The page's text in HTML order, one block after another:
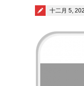
Posted on
十二月 5,